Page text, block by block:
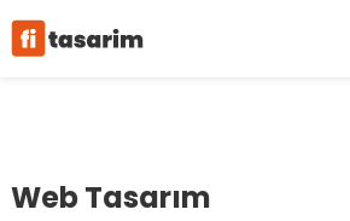
Web Tasarım